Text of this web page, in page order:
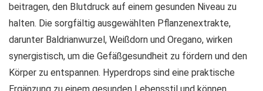
beitragen, den Blutdruck auf einem gesunden Niveau zu
halten. Die sorgfältig ausgewählten Pflanzenextrakte,
darunter Baldrianwurzel, Weißdorn und Oregano, wirken
synergistisch, um die Gefäßgesundheit zu fördern und den
Körper zu entspannen. Hyperdrops sind eine praktische